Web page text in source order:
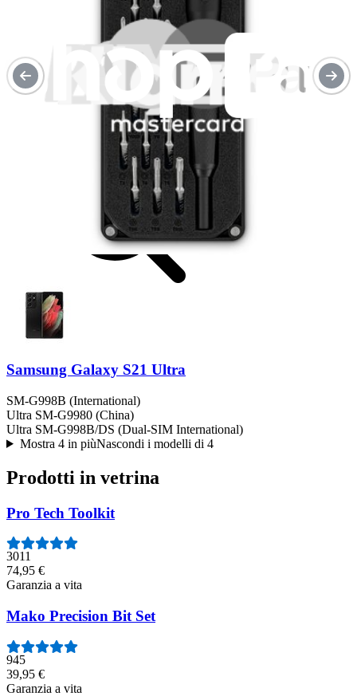
Spedizione rapida
Spedizione entro 24 ore, esclusi fine settimana e festivi.
Compatibilità
Samsung Galaxy S21 Ultra
SM-G998B (International)
Ultra SM-G9980 (China)
Ultra SM-G998B/DS (Dual-SIM International)
Mostra 4 in piùNascondi i modelli di 4
Prodotti in vetrina
Pro Tech Toolkit
3011
74,95 €
Garanzia a vita
Mako Precision Bit Set
945
39,95 €
Garanzia a vita